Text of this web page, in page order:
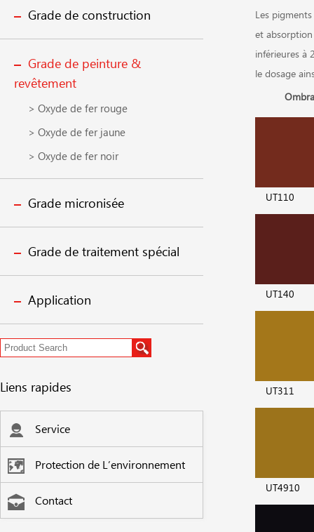
Grade de construction
Grade de peinture &
revêtement
> Oxyde de fer rouge
> Oxyde de fer jaune
> Oxyde de fer noir
Grade micronisée
Grade de traitement spécial
Application
Liens rapides
Service
Protection de L’environnement
Contact
Les
et absorption
inférieures à
le dosage
UT110
UT140
UT311
UT4910